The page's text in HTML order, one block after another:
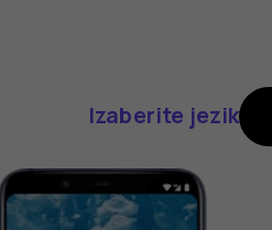
Izaberite jezik